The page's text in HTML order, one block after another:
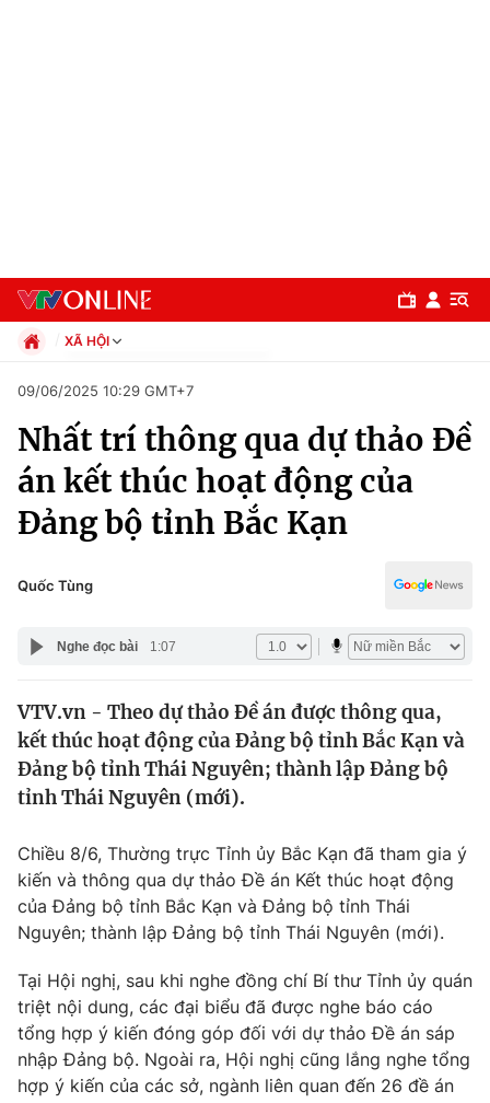
Chuyên mục
Chính trị
Thế giới
Tin tức
Câu chuyện quốc tế
Tài chính
Thị trường
Góc doanh nghiệp
Dữ liệu và đời sống
Truyền hình
Phim VTV
Hậu trường
Nhân vật
Giải trí
Điện ảnh
Âm nhạc
Đời sống
XÃ HỘI
Xã hội
Pháp luật
Kinh tế
Thể thao
Truyền hình
Văn hóa - Giải trí
Đời sống
Giáo dục
09/06/2025 10:29 GMT+7
Nhất trí thông qua dự thảo Đề
án kết thúc hoạt động của
Đảng bộ tỉnh Bắc Kạn
Quốc Tùng
Nghe đọc bài 1:07
VTV.vn - Theo dự thảo Đề án được thông qua,
kết thúc hoạt động của Đảng bộ tỉnh Bắc Kạn và
Đảng bộ tỉnh Thái Nguyên; thành lập Đảng bộ
tỉnh Thái Nguyên (mới).
Chiều 8/6, Thường trực Tỉnh ủy Bắc Kạn đã tham gia ý
kiến và thông qua dự thảo Đề án Kết thúc hoạt động
của Đảng bộ tỉnh Bắc Kạn và Đảng bộ tỉnh Thái
Nguyên; thành lập Đảng bộ tỉnh Thái Nguyên (mới).
Tại Hội nghị, sau khi nghe đồng chí Bí thư Tỉnh ủy quán
triệt nội dung, các đại biểu đã được nghe báo cáo
tổng hợp ý kiến đóng góp đối với dự thảo Đề án sáp
nhập Đảng bộ. Ngoài ra, Hội nghị cũng lắng nghe tổng
hợp ý kiến của các sở, ngành liên quan đến 26 đề án